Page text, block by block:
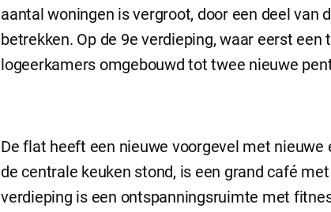
aantal woningen is vergroot, door een deel van
betrekken. Op de 9e verdieping, waar eerst
logeerkamers omgebouwd tot twee nieuwe
De flat heeft een nieuwe voorgevel met nieuwe
de centrale keuken stond, is een grand café
verdieping is een ontspanningsruimte met